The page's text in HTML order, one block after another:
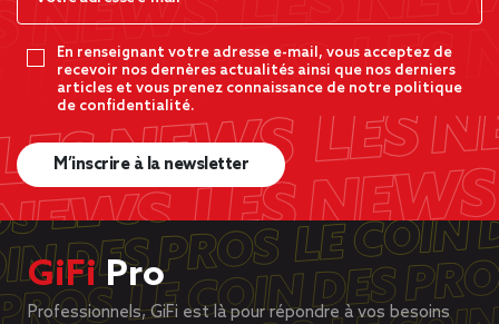
En renseignant votre adresse e-mail, vous acceptez de
recevoir nos dernères actualités ainsi que nos derniers
articles et vous prenez connaissance de notre politique
de confidentialité.
M’inscrire à la newsletter
GiFiPro
Professionnels, GiFi est là pour répondre à vos besoins